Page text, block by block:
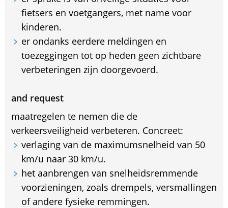
fietsers en voetgangers, met name voor
kinderen.
er ondanks eerdere meldingen en
toezeggingen tot op heden geen zichtbare
verbeteringen zijn doorgevoerd.
and request
maatregelen te nemen die de
verkeersveiligheid verbeteren. Concreet:
verlaging van de maximumsnelheid van 50
km/u naar 30 km/u.
het aanbrengen van snelheidsremmende
voorzieningen, zoals drempels, versmallingen
of andere fysieke remmingen.